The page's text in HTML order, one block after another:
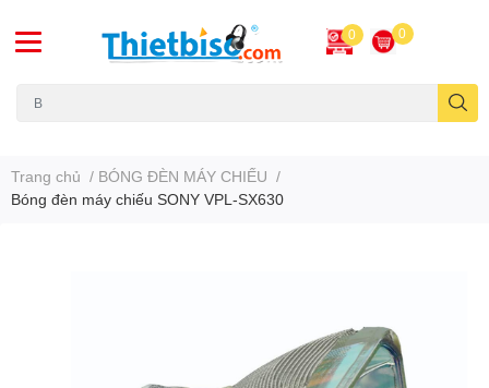
0 0
Trang chủ / BÓNG ĐÈN MÁY CHIẾU /
Bóng đèn máy chiếu SONY VPL-SX630